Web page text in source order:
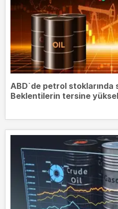
ABD`de petrol stoklarında
Beklentilerin tersine